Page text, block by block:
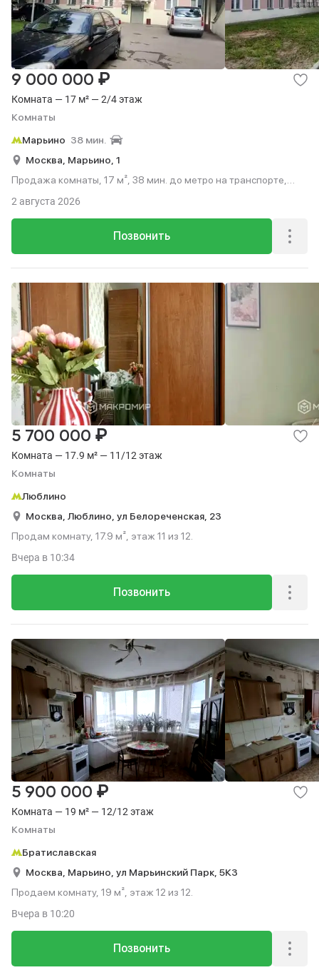
Комната — 17 м² — 2/4 этаж
Комнаты
9 000 000 ₽
Марьино 38 мин.
Москва, Марьино, 1
Продажа комнаты, 17 м², 38 мин. до метро на транспорте,
Позвонить
2 августа 2026
Комната — 17.9 м² — 11/12 этаж
Комнаты
5 700 000 ₽
Люблино
Москва, Люблино, ул Белореченская, 23
Продам комнату, 17.9 м², этаж 11 из 12.
Позвонить
Вчера в 10:34
Комната — 19 м² — 12/12 этаж
Комнаты
5 900 000 ₽
Братиславская
Москва, Марьино, ул Марьинский Парк, 5К3
Продаем комнату, 19 м², этаж 12 из 12.
Позвонить
Вчера в 10:20